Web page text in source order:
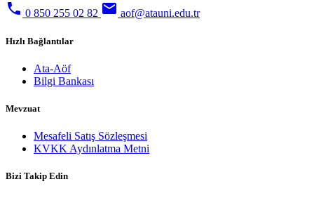
phone 0 850 255 02 82 email aof@atauni.edu.tr
Hızlı Bağlantılar
Ata-Aöf
Bilgi Bankası
Mevzuat
Mesafeli Satış Sözleşmesi
KVKK Aydınlatma Metni
Bizi Takip Edin